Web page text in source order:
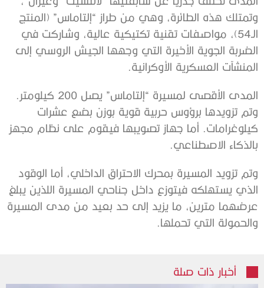
وتمتلك هذه الطائرة، وهي من طراز “إلتاماس” (المنتج
الـ54)، مواصفات تقنية تكتيكية عالية، وشاركت في
الضربة الجوية الأخيرة التي وجهها الجيش الروسي إلى
المنشآت العسكرية الأوكرانية.
المدى الأقصى لمسيرة “إلتاماس” يصل 200 كيلومتر.
وتم تزويدها برؤوس حربية قوية بوزن بضع عشرات
كيلوغرامات. أما جهاز تصويبها فيقوم على نظام مجهز
بالذكاء الاصطناعي.
وتم تزويد المسيرة بمحرك الاحتراق الداخلي، أما الوقود
الذي يستهلكه فيتوزع داخل جناحي المسيرة اللذين يبلغ
عرضهما مترين، ما يزيد إلى حد بعيد من مدى المسيرة
والحمولة التي تحملها.
أخبار ذات صلة